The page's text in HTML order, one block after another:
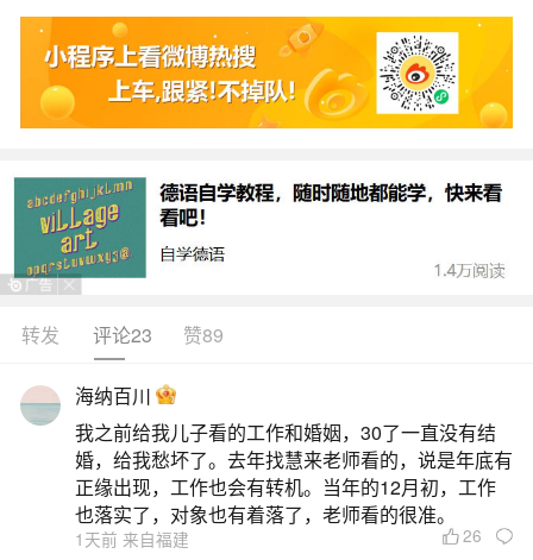
生活中像超度婴灵要供奉牌位吗？都是很常见
的问题，但是小问题不注意可能会引起大麻烦，下
面就这个问题给大家做一些解读：
1、净慈寺怎么超度堕胎婴灵
一、佛教超度用品准备牌位供奉：需书写「婴
转发 评论23 赞89
海纳百川
我之前给我儿子看的工作和婚姻，30了一直没有结
婚，给我愁坏了。去年找慧来老师看的，说是年底有
正缘出现，工作也会有转机。当年的12月初，工作
也落实了，对象也有着落了，老师看的很准。
1天前 来自福建 26